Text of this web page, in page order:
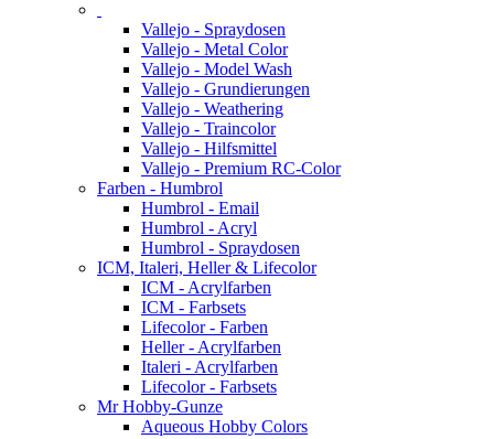
Vallejo - Spraydosen
Vallejo - Metal Color
Vallejo - Model Wash
Vallejo - Grundierungen
Vallejo - Weathering
Vallejo - Traincolor
Vallejo - Hilfsmittel
Vallejo - Premium RC-Color
Farben - Humbrol
Humbrol - Email
Humbrol - Acryl
Humbrol - Spraydosen
ICM, Italeri, Heller & Lifecolor
ICM - Acrylfarben
ICM - Farbsets
Lifecolor - Farben
Heller - Acrylfarben
Italeri - Acrylfarben
Lifecolor - Farbsets
Mr Hobby-Gunze
Aqueous Hobby Colors